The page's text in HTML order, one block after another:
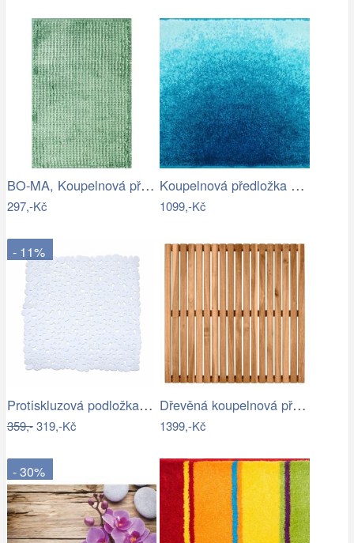
BO-MA, Koupelnová předložka Ella micro…
297,-Kč
Koupelnová předložka SUNSHINE
1099,-Kč
- 11%
Protiskluzová podložka do sprchy…
359,-319,-Kč
Dřevěná koupelnová předložka, akatové…
1399,-Kč
- 30%